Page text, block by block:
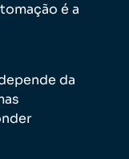
é a
da